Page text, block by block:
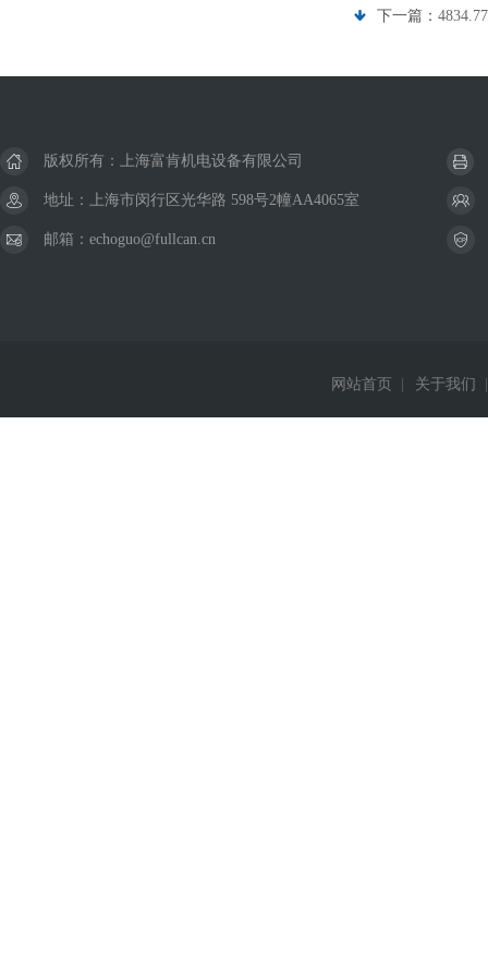
下一篇：
版权所有：上海富肯机电设备有限公司
地址：上海市闵行区光华路 598号2幢AA4065室
邮箱：echoguo@fullcan.cn
网站首页 关于我们